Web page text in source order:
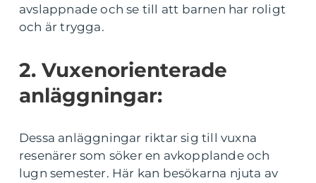
avslappnade och se till att barnen har roligt
och är trygga.
2. Vuxenorienterade
anläggningar:
Dessa anläggningar riktar sig till vuxna
resenärer som söker en avkopplande och
lugn semester. Här kan besökarna njuta av